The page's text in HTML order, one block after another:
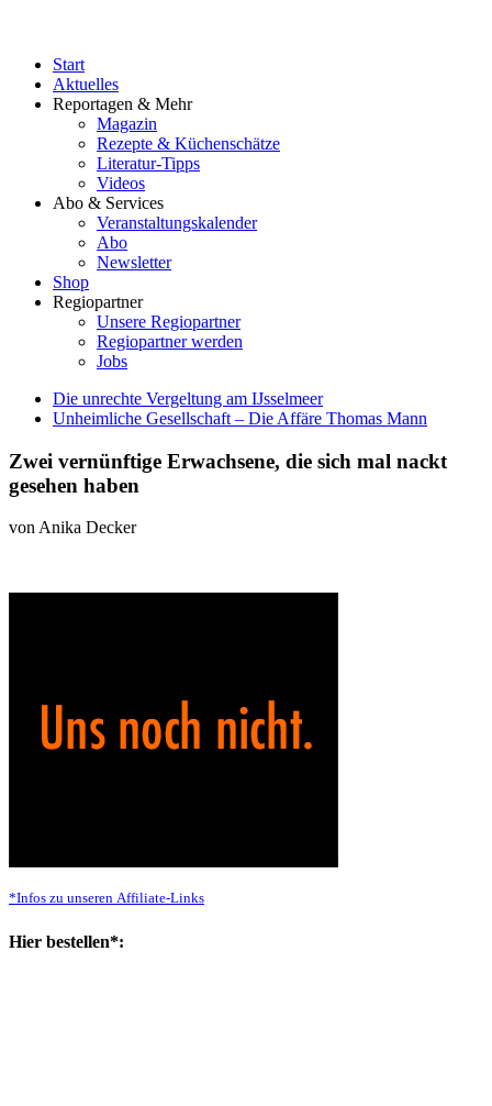
Start
Aktuelles
Reportagen & Mehr
Magazin
Rezepte & Küchenschätze
Literatur-Tipps
Videos
Abo & Services
Veranstaltungskalender
Abo
Newsletter
Shop
Regiopartner
Unsere Regiopartner
Regiopartner werden
Jobs
Die unrechte Vergeltung am IJsselmeer
Unheimliche Gesellschaft – Die Affäre Thomas Mann
Zwei vernünftige Erwachsene, die sich mal nackt
gesehen haben
von Anika Decker
*Infos zu unseren Affiliate-Links
Hier bestellen*: